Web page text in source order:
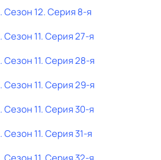
. Сезон 12. Серия 8-я
. Сезон 11. Серия 27-я
. Сезон 11. Серия 28-я
. Сезон 11. Серия 29-я
. Сезон 11. Серия 30-я
. Сезон 11. Серия 31-я